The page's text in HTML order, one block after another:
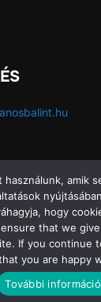
2026 Ocean
amik
hogy
that we
If you continue
you are happy
További